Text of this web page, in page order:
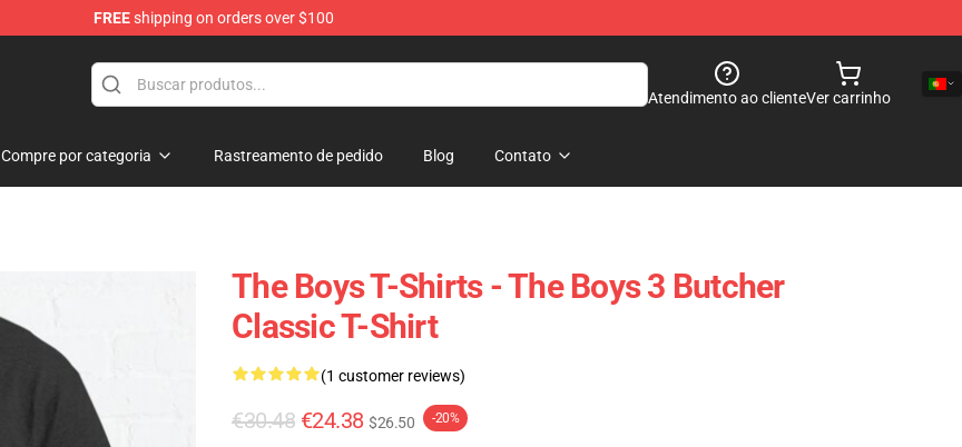
FREEshipping on orders over $100
Atendimento ao clienteVer carrinho
Compre por categoria Rastreamento de pedido Blog Contato
The Boys T-Shirts - The Boys 3 Butcher
Classic T-Shirt
(1 customer reviews)
€30.48 €24.38 $26.50 -20%